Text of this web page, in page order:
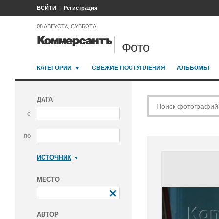
ВОЙТИ Регистрация
08 АВГУСТА, СУББОТА
Фото
КАТЕГОРИИ СВЕЖИЕ ПОСТУПЛЕНИЯ АЛЬБОМЫ
ДАТА
с
по
ИСТОЧНИК
МЕСТО
АВТОР